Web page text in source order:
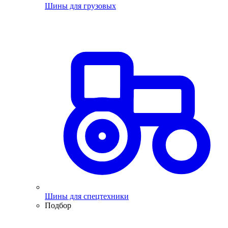
Шины для грузовых
Шины для спецтехники
Подбор